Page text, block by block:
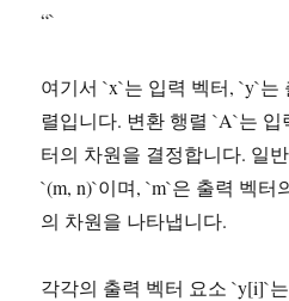
“`
여기서 `x`는 입력 벡터, `y`는
렬입니다. 변환 행렬 `A`는
터의 차원을 결정합니다. 일
`(m, n)`이며, `m`은 출력 벡터
의 차원을 나타냅니다.
각각의 출력 벡터 요소 `y[i]`